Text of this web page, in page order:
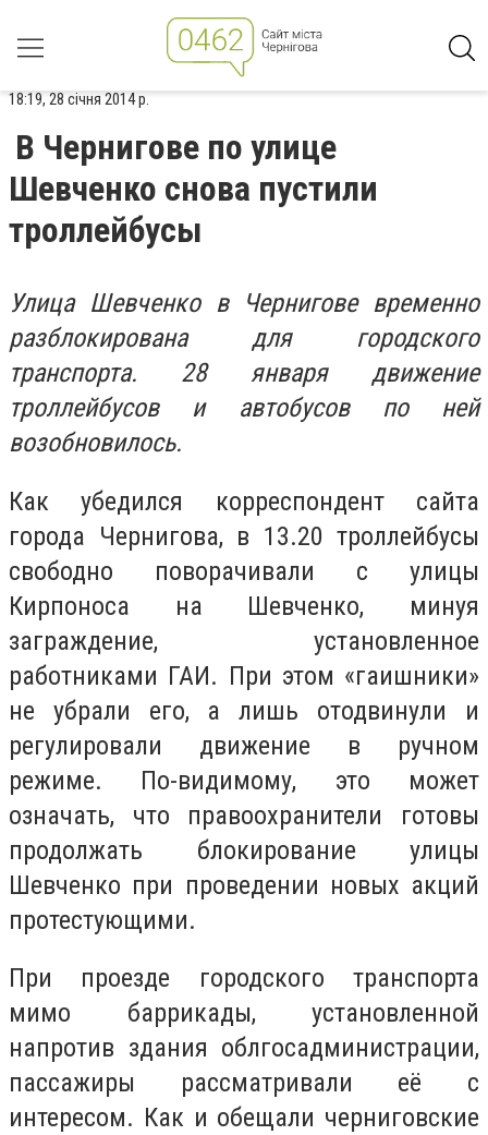
18:19, 28 січня 2014 р.
В Чернигове по улице
Шевченко снова пустили
троллейбусы
Улица Шевченко в Чернигове временно
разблокирована для городского
транспорта. 28 января движение
троллейбусов и автобусов по ней
возобновилось.
Как убедился корреспондент сайта
города Чернигова, в 13.20 троллейбусы
свободно поворачивали с улицы
Кирпоноса на Шевченко, минуя
заграждение, установленное
работниками ГАИ. При этом «гаишники»
не убрали его, а лишь отодвинули и
регулировали движение в ручном
режиме. По-видимому, это может
означать, что правоохранители готовы
продолжать блокирование улицы
Шевченко при проведении новых акций
протестующими.
При проезде городского транспорта
мимо баррикады, установленной
напротив здания облгосадминистрации,
пассажиры рассматривали её с
интересом. Как и обещали черниговские